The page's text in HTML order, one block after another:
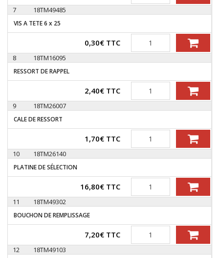
7 18TM49485
VIS A TETE 6 x 25
0,30€ TTC Quantité
8 18TM16095
RESSORT DE RAPPEL
2,40€ TTC Quantité
9 18TM26007
CALE DE RESSORT
1,70€ TTC Quantité
10 18TM26140
PLATINE DE SÉLECTION
16,80€ TTC Quantité
11 18TM49302
BOUCHON DE REMPLISSAGE
7,20€ TTC Quantité
12 18TM49103